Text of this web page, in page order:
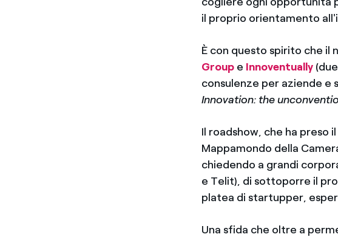
il proprio orientamento
È con questo spirito che il
Group e Innoventually
consulenze per aziende
Innovation: the
Il roadshow, che ha preso
Mappamondo della
chiedendo a grandi
e Telit), di sottoporre il
platea di startupper,
Una sfida che oltre a